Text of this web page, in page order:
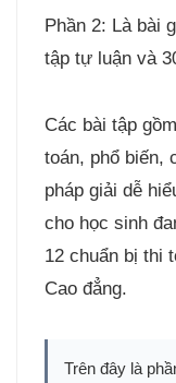
Phần 2: Là bài
tập tự luận và
Các bài tập
toán, phổ biến,
pháp giải dễ
cho học sinh
12 chuẩn bị thi
Cao đẳng.
Trên đây là